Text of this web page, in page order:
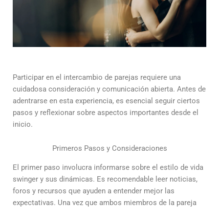
Participar en el intercambio de parejas requiere una
cuidadosa consideración y comunicación abierta. Antes de
adentrarse en esta experiencia, es esencial seguir ciertos
pasos y reflexionar sobre aspectos importantes desde el
inicio.
Primeros Pasos y Consideraciones
El primer paso involucra informarse sobre el estilo de vida
swinger y sus dinámicas. Es recomendable leer noticias,
foros y recursos que ayuden a entender mejor las
expectativas. Una vez que ambos miembros de la pareja